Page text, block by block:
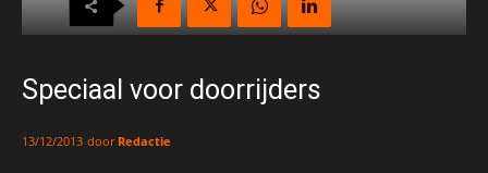
Speciaal voor doorrijders
13/12/2013 door Redactie